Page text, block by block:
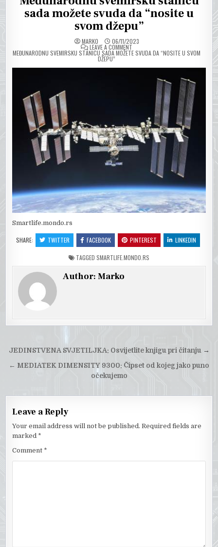
sada možete svuda da “nosite u
svom džepu”
MARKO 06/11/2023
LEAVE A COMMENTON
MEĐUNARODNU SVEMIRSKU STANICU SADA MOŽETE SVUDA DA “NOSITE U SVOM
DŽEPU”
Smartlife.mondo.rs
SHARE: TWITTER FACEBOOK PINTEREST LINKEDIN
TAGGED SMARTLIFE.MONDO.RS
Author:Marko
Post
navigation
JEDINSTVENA SVJETILJKA: Osvijetlite knjigu pri čitanju→
← MEDIATEK DIMENSITY 9300: Čipset od kojeg jako puno
očekujemo
Leave a Reply
Your email address will not be published. Required fields are
marked *
Comment *